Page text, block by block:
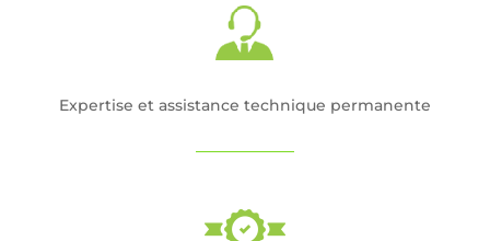
Expertise et assistance technique permanente